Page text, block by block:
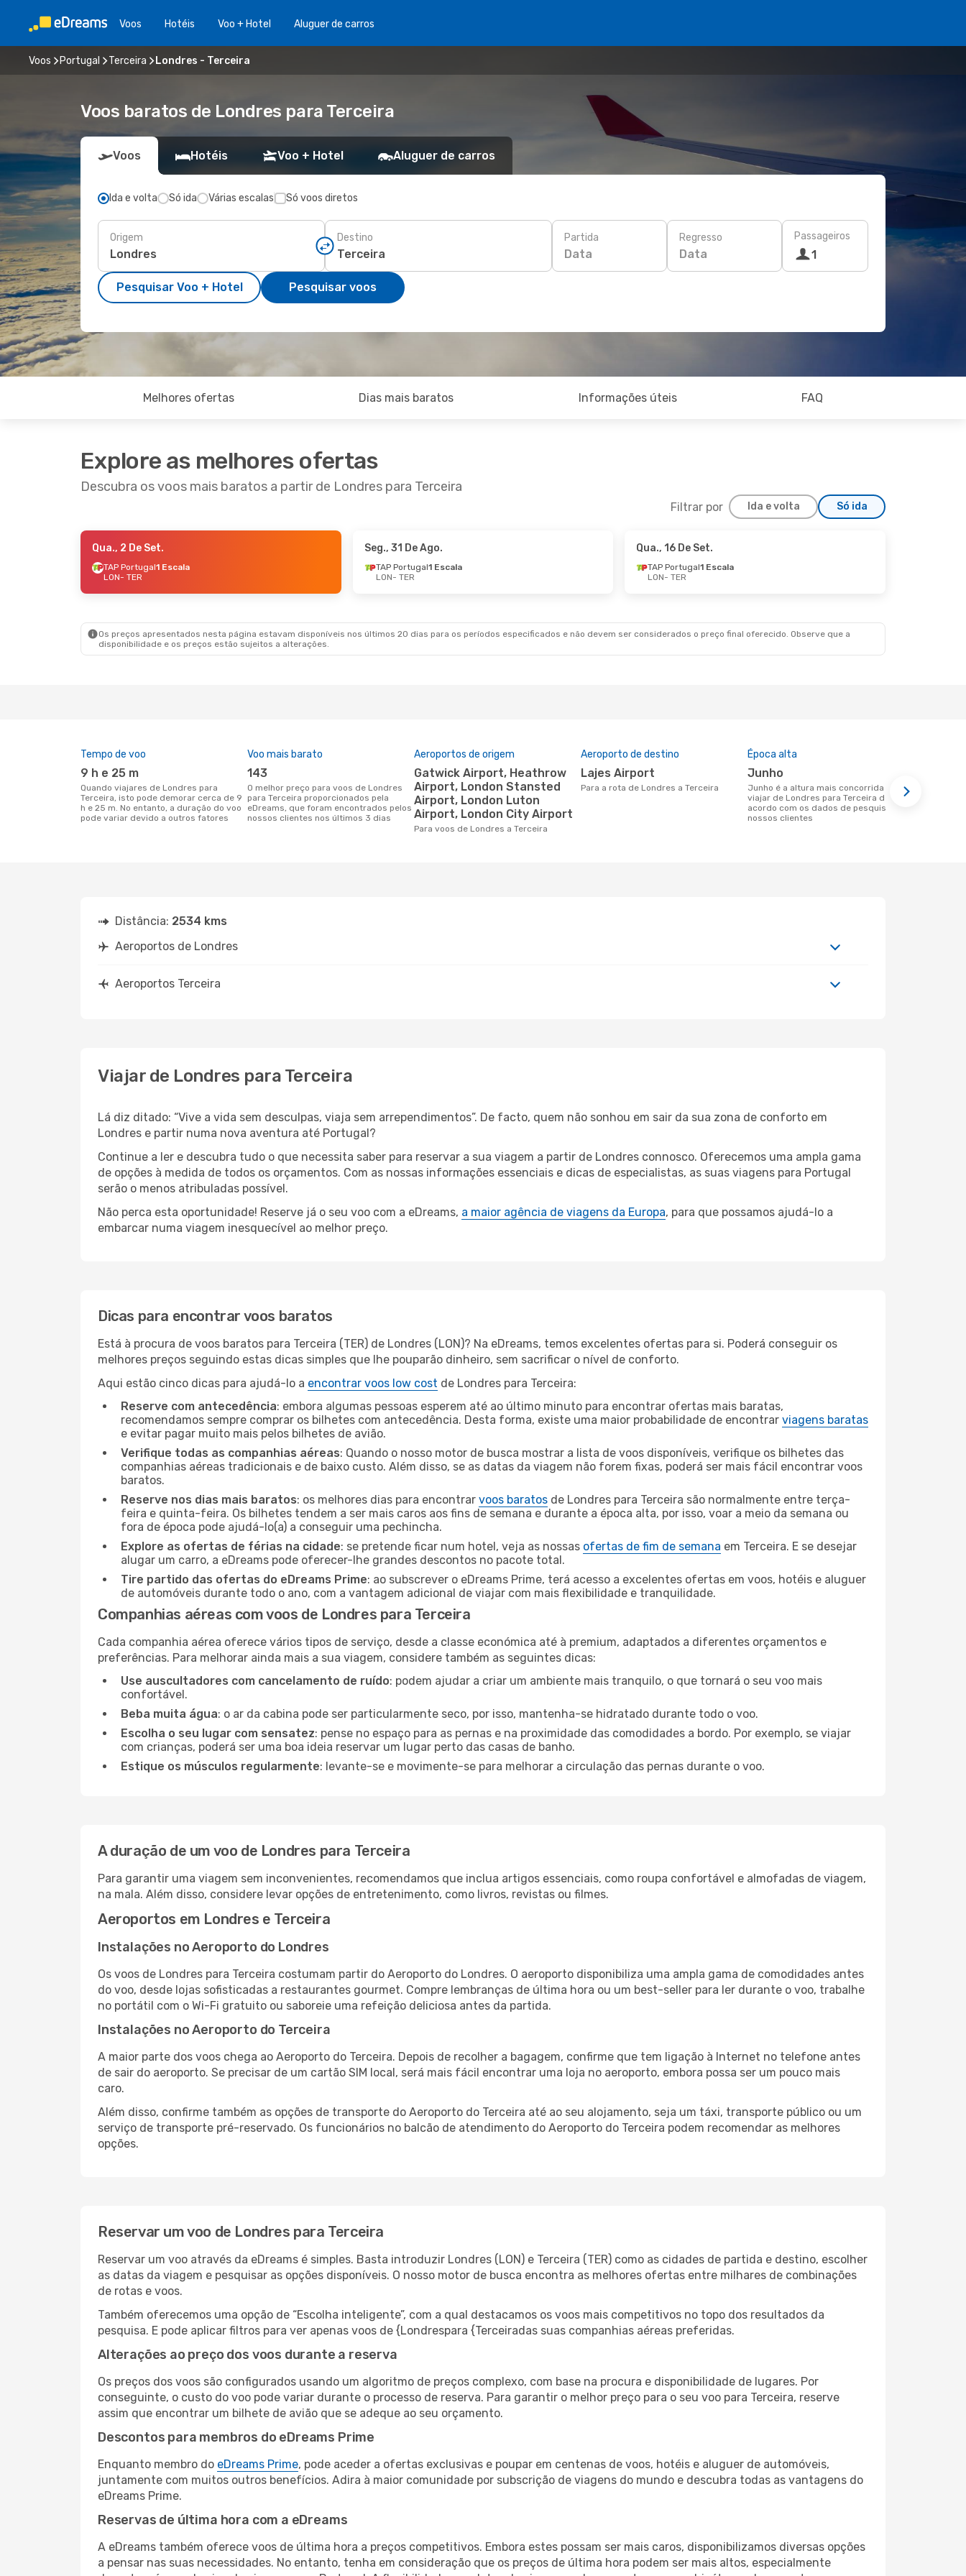
Voos Hotéis Voo + Hotel Aluguer de carros
Voos Portugal Terceira Londres - Terceira
Voos baratos de Londres para Terceira
Voos Hotéis Voo + Hotel Aluguer de carros
Ida e volta Só ida Várias escalas Só voos diretos
Origem Destino Partida
Data
Regresso
Data
Passageiros
1
Pesquisar Voo + Hotel Pesquisar voos
Melhores ofertas Dias mais baratos Informações úteis FAQ
Explore as melhores ofertas
Descubra os voos mais baratos a partir de Londres para Terceira
Filtrar por Ida e volta Só ida
- Sex., 25 De Set.
1 Escala
Qua., 2 De Set.
TAP Portugal1 Escala
LON- TER
Seg., 31 De Ago.
TAP Portugal1 Escala
LON- TER
Qua., 16 De Set.
TAP Portugal1 Escala
LON- TER
Os preços apresentados nesta página estavam disponíveis nos últimos 20 dias para os períodos especificados e não devem ser considerados o preço final oferecido. Observe que a
disponibilidade e os preços estão sujeitos a alterações.
Tempo de voo
9 h e 25 m
Quando viajares de Londres para
Terceira, isto pode demorar cerca de 9
h e 25 m. No entanto, a duração do voo
pode variar devido a outros fatores
Voo mais barato
143
O melhor preço para voos de Londres
para Terceira proporcionados pela
eDreams, que foram encontrados pelos
nossos clientes nos últimos 3 dias
Aeroportos de origem
Gatwick Airport, Heathrow
Airport, London Stansted
Airport, London Luton
Airport, London City Airport
Para voos de Londres a Terceira
Aeroporto de destino
Lajes Airport
Para a rota de Londres a Terceira
Época alta
junho
junho é a altura mais concorrida para
viajar de Londres para Terceira de
acordo com os dados de pesquisa dos
nossos clientes
Distância: 2534 kms
Aeroportos de Londres
Aeroportos Terceira
Viajar de Londres para Terceira
Lá diz ditado: “Vive a vida sem desculpas, viaja sem arrependimentos”. De facto, quem não sonhou em sair da sua zona de conforto em
Londres e partir numa nova aventura até Portugal?
Continue a ler e descubra tudo o que necessita saber para reservar a sua viagem a partir de Londres connosco. Oferecemos uma ampla gama
de opções à medida de todos os orçamentos. Com as nossas informações essenciais e dicas de especialistas, as suas viagens para Portugal
serão o menos atribuladas possível.
Não perca esta oportunidade! Reserve já o seu voo com a eDreams, a maior agência de viagens da Europa, para que possamos ajudá-lo a
embarcar numa viagem inesquecível ao melhor preço.
Dicas para encontrar voos baratos
Está à procura de voos baratos para Terceira (TER) de Londres (LON)? Na eDreams, temos excelentes ofertas para si. Poderá conseguir os
melhores preços seguindo estas dicas simples que lhe pouparão dinheiro, sem sacrificar o nível de conforto.
Aqui estão cinco dicas para ajudá-lo a encontrar voos low cost de Londres para Terceira:
Reserve com antecedência: embora algumas pessoas esperem até ao último minuto para encontrar ofertas mais baratas,
recomendamos sempre comprar os bilhetes com antecedência. Desta forma, existe uma maior probabilidade de encontrar viagens baratas
e evitar pagar muito mais pelos bilhetes de avião.
Verifique todas as companhias aéreas: Quando o nosso motor de busca mostrar a lista de voos disponíveis, verifique os bilhetes das
companhias aéreas tradicionais e de baixo custo. Além disso, se as datas da viagem não forem fixas, poderá ser mais fácil encontrar voos
baratos.
Reserve nos dias mais baratos: os melhores dias para encontrar voos baratos de Londres para Terceira são normalmente entre terça-
feira e quinta-feira. Os bilhetes tendem a ser mais caros aos fins de semana e durante a época alta, por isso, voar a meio da semana ou
fora de época pode ajudá-lo(a) a conseguir uma pechincha.
Explore as ofertas de férias na cidade: se pretende ficar num hotel, veja as nossas ofertas de fim de semana em Terceira. E se desejar
alugar um carro, a eDreams pode oferecer-lhe grandes descontos no pacote total.
Tire partido das ofertas do eDreams Prime: ao subscrever o eDreams Prime, terá acesso a excelentes ofertas em voos, hotéis e aluguer
de automóveis durante todo o ano, com a vantagem adicional de viajar com mais flexibilidade e tranquilidade.
Companhias aéreas com voos de Londres para Terceira
Cada companhia aérea oferece vários tipos de serviço, desde a classe económica até à premium, adaptados a diferentes orçamentos e
preferências. Para melhorar ainda mais a sua viagem, considere também as seguintes dicas:
Use auscultadores com cancelamento de ruído: podem ajudar a criar um ambiente mais tranquilo, o que tornará o seu voo mais
confortável.
Beba muita água: o ar da cabina pode ser particularmente seco, por isso, mantenha-se hidratado durante todo o voo.
Escolha o seu lugar com sensatez: pense no espaço para as pernas e na proximidade das comodidades a bordo. Por exemplo, se viajar
com crianças, poderá ser uma boa ideia reservar um lugar perto das casas de banho.
Estique os músculos regularmente: levante-se e movimente-se para melhorar a circulação das pernas durante o voo.
A duração de um voo de Londres para Terceira
Para garantir uma viagem sem inconvenientes, recomendamos que inclua artigos essenciais, como roupa confortável e almofadas de viagem,
na mala. Além disso, considere levar opções de entretenimento, como livros, revistas ou filmes.
Aeroportos em Londres e Terceira
Instalações no Aeroporto do Londres
Os voos de Londres para Terceira costumam partir do Aeroporto do Londres. O aeroporto disponibiliza uma ampla gama de comodidades antes
do voo, desde lojas sofisticadas a restaurantes gourmet. Compre lembranças de última hora ou um best-seller para ler durante o voo, trabalhe
no portátil com o Wi-Fi gratuito ou saboreie uma refeição deliciosa antes da partida.
Instalações no Aeroporto do Terceira
A maior parte dos voos chega ao Aeroporto do Terceira. Depois de recolher a bagagem, confirme que tem ligação à Internet no telefone antes
de sair do aeroporto. Se precisar de um cartão SIM local, será mais fácil encontrar uma loja no aeroporto, embora possa ser um pouco mais
caro.
Além disso, confirme também as opções de transporte do Aeroporto do Terceira até ao seu alojamento, seja um táxi, transporte público ou um
serviço de transporte pré-reservado. Os funcionários no balcão de atendimento do Aeroporto do Terceira podem recomendar as melhores
opções.
Reservar um voo de Londres para Terceira
Reservar um voo através da eDreams é simples. Basta introduzir Londres (LON) e Terceira (TER) como as cidades de partida e destino, escolher
as datas da viagem e pesquisar as opções disponíveis. O nosso motor de busca encontra as melhores ofertas entre milhares de combinações
de rotas e voos.
Também oferecemos uma opção de “Escolha inteligente”, com a qual destacamos os voos mais competitivos no topo dos resultados da
pesquisa. E pode aplicar filtros para ver apenas voos de {Londrespara {Terceiradas suas companhias aéreas preferidas.
Alterações ao preço dos voos durante a reserva
Os preços dos voos são configurados usando um algoritmo de preços complexo, com base na procura e disponibilidade de lugares. Por
conseguinte, o custo do voo pode variar durante o processo de reserva. Para garantir o melhor preço para o seu voo para Terceira, reserve
assim que encontrar um bilhete de avião que se adeque ao seu orçamento.
Descontos para membros do eDreams Prime
Enquanto membro do eDreams Prime, pode aceder a ofertas exclusivas e poupar em centenas de voos, hotéis e aluguer de automóveis,
juntamente com muitos outros benefícios. Adira à maior comunidade por subscrição de viagens do mundo e descubra todas as vantagens do
eDreams Prime.
Reservas de última hora com a eDreams
A eDreams também oferece voos de última hora a preços competitivos. Embora estes possam ser mais caros, disponibilizamos diversas opções
a pensar nas suas necessidades. No entanto, tenha em consideração que os preços de última hora podem ser mais altos, especialmente